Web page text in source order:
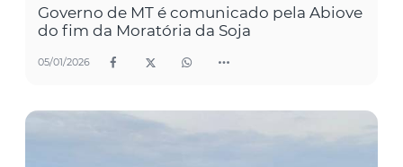
Governo de MT é comunicado pela Abiove
do fim da Moratória da Soja
05/01/2026